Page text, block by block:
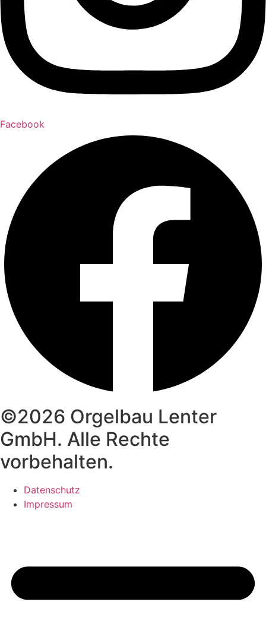
Facebook
©2026 Orgelbau Lenter
GmbH. Alle Rechte
vorbehalten.
Datenschutz
Impressum